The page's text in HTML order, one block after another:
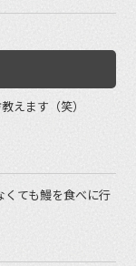
えます（笑）
ても鰻を食べに行